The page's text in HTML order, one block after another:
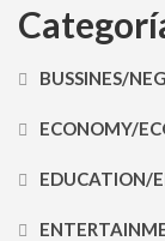
BUSSINES/
ECONOMY/
EDUCATION/